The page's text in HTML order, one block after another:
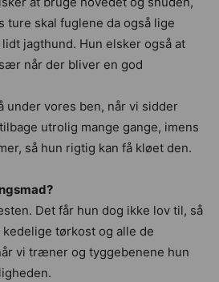
ture skal fuglene da også lige
jagthund. Hun elsker også at
når der bliver en god
under vores ben, når vi sidder
utrolig mange gange, imens
så hun rigtig kan få kløet den.
Det får hun dog ikke lov til, så
tørkost og alle de
vi træner og tyggebenene hun